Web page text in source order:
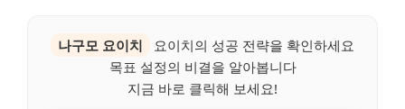
나구모 요이치
요이치의 성공 전략을 확인하세요
목표 설정의 비결을 알아봅니다
지금 바로 클릭해 보세요!